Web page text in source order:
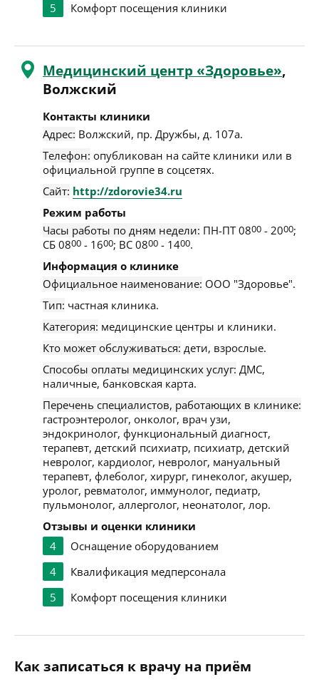
5
Комфорт посещения клиники
Медицинский центр «Здоровье»,
Волжский
Контакты клиники
Адрес: Волжский, пр. Дружбы, д. 107а.
Телефон: опубликован на сайте клиники или в
официальной группе в соцсетях.
Сайт: http://zdorovie34.ru
Режим работы
Часы работы по дням недели: ПН-ПТ 0800 - 2000;
СБ 0800 - 1600; ВС 0800 - 1400.
Информация о клинике
Официальное наименование: ООО "Здоровье".
Тип: частная клиника.
Категория: медицинские центры и клиники.
Кто может обслуживаться: дети, взрослые.
Способы оплаты медицинских услуг: ДМС,
наличные, банковская карта.
Перечень специалистов, работающих в клинике:
гастроэнтеролог, онколог, врач узи,
эндокринолог, функциональный диагност,
терапевт, детский психиатр, психиатр, детский
невролог, кардиолог, невролог, мануальный
терапевт, флеболог, хирург, гинеколог, акушер,
уролог, ревматолог, иммунолог, педиатр,
пульмонолог, аллерголог, неонатолог, лор.
Отзывы и оценки клиники
4
Оснащение оборудованием
4
Квалификация медперсонала
5
Комфорт посещения клиники
Как записаться к врачу на приём